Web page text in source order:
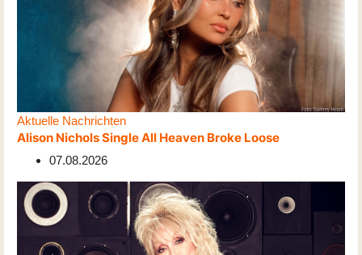
Aktuelle Nachrichten
Alison Nichols Single All Heaven Broke Loose
07.08.2026